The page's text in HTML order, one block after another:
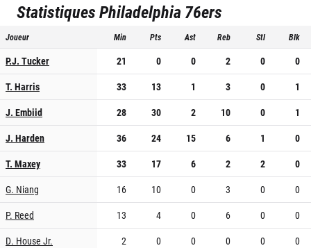
StatistiquesPhiladelphia 76ers
Joueur Min Pts Ast Reb Stl Blk
P.J. Tucker 21 0 0 2 0
0
T. Harris
33 13 1 3 0
1
J. Embiid
28 30 2 10 0
1
J. Harden
36 24 15 6 1
0
T. Maxey
33 17 6 2 2
0
G. Niang
16 10 0 3 0
0
P. Reed
13 4 0 6 0
0
D. House Jr.
2 0 0 0 0
0